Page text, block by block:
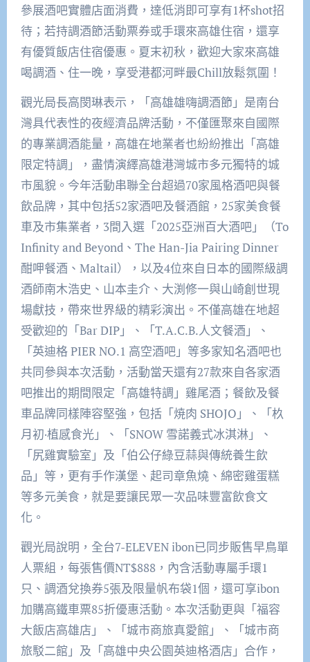
參展酒吧實體店面消費，達低消即可享有1杯shot招
待；若持調酒節活動票券或手環來高雄住宿，還享
有優質飯店住宿優惠。夏末初秋，歡迎大家來高雄
喝調酒、住一晚，享受港都河畔最Chill放鬆氛圍！
觀光局長高閔琳表示，「高雄雄嗨調酒節」是南台
灣具代表性的夜經濟品牌活動，不僅匯聚來自國際
的專業調酒能量，高雄在地業者也紛紛推出「高雄
限定特調」，盡情演繹高雄港灣城市多元獨特的城
市風貌。今年活動串聯全台超過70家風格酒吧與餐
飲品牌，其中包括52家酒吧及餐酒館，25家美食餐
車及市集業者，3間入選「2025亞洲百大酒吧」（To
Infinity and Beyond、The Han-Jia Pairing Dinner
酣呷餐酒、Maltail），以及4位來自日本的國際級調
酒師南木浩史、山本圭介、大渕修一與山崎創世現
場獻技，帶來世界級的精彩演出。不僅高雄在地超
受歡迎的「Bar DIP」、「T.A.C.B.人文餐酒」、
「英迪格 PIER NO.1 高空酒吧」等多家知名酒吧也
共同參與本次活動，活動當天還有27款來自各家酒
吧推出的期間限定「高雄特調」雞尾酒；餐飲及餐
車品牌同樣陣容堅強，包括「焼肉 SHOJO」、「杦
月初·植感食光」、「SNOW 雪諾義式冰淇淋」、
「尻雞實驗室」及「伯公仔綠豆蒜與傳統養生飲
品」等，更有手作漢堡、起司章魚燒、綿密雞蛋糕
等多元美食，就是要讓民眾一次品味豐富飲食文
化。
觀光局說明，全台7-ELEVEN ibon已同步販售早鳥單
人票組，每張售價NT$888，內含活動專屬手環1
只、調酒兌換券5張及限量帆布袋1個，還可享ibon
加購高鐵車票85折優惠活動。本次活動更與「福容
大飯店高雄店」、「城市商旅真愛館」、「城市商
旅駁二館」及「高雄中央公園英迪格酒店」合作，